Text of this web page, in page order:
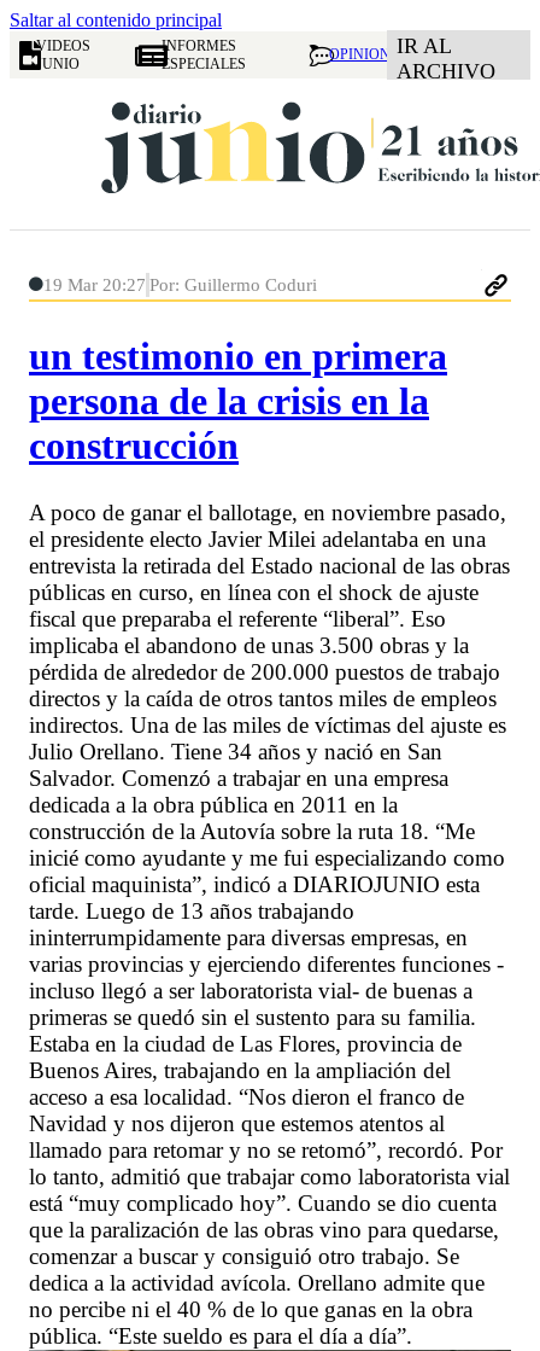
Saltar al contenido principal
VIDEOS
JUNIO
INFORMES
ESPECIALES
OPINION IR AL
ARCHIVO
19 Mar 20:27 Por: Guillermo Coduri
un testimonio en primera
persona de la crisis en la
construcción
A poco de ganar el ballotage, en noviembre pasado,
el presidente electo Javier Milei adelantaba en una
entrevista la retirada del Estado nacional de las obras
públicas en curso, en línea con el shock de ajuste
fiscal que preparaba el referente “liberal”. Eso
implicaba el abandono de unas 3.500 obras y la
pérdida de alrededor de 200.000 puestos de trabajo
directos y la caída de otros tantos miles de empleos
indirectos. Una de las miles de víctimas del ajuste es
Julio Orellano. Tiene 34 años y nació en San
Salvador. Comenzó a trabajar en una empresa
dedicada a la obra pública en 2011 en la
construcción de la Autovía sobre la ruta 18. “Me
inicié como ayudante y me fui especializando como
oficial maquinista”, indicó a DIARIOJUNIO esta
tarde. Luego de 13 años trabajando
ininterrumpidamente para diversas empresas, en
varias provincias y ejerciendo diferentes funciones -
incluso llegó a ser laboratorista vial- de buenas a
primeras se quedó sin el sustento para su familia.
Estaba en la ciudad de Las Flores, provincia de
Buenos Aires, trabajando en la ampliación del
acceso a esa localidad. “Nos dieron el franco de
Navidad y nos dijeron que estemos atentos al
llamado para retomar y no se retomó”, recordó. Por
lo tanto, admitió que trabajar como laboratorista vial
está “muy complicado hoy”. Cuando se dio cuenta
que la paralización de las obras vino para quedarse,
comenzar a buscar y consiguió otro trabajo. Se
dedica a la actividad avícola. Orellano admite que
no percibe ni el 40 % de lo que ganas en la obra
pública. “Este sueldo es para el día a día”.